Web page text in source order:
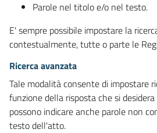
Parole nel titolo e/o nel testo.
E' sempre possibile impostare la
contestualmente, tutte o parte le
Ricerca avanzata
Tale modalità consente di impostare
funzione della risposta che si
possono indicare anche parole non
testo dell'atto.